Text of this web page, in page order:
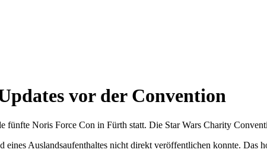
vor der Convention
Noris Force Con in Fürth statt. Die Star Wars Charity
Auslandsaufenthaltes nicht direkt veröffentlichen konnte. Das